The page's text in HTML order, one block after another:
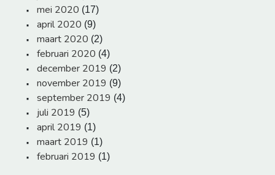
mei 2020 (17)
april 2020 (9)
maart 2020 (2)
februari 2020 (4)
december 2019 (2)
november 2019 (9)
september 2019 (4)
juli 2019 (5)
april 2019 (1)
maart 2019 (1)
februari 2019 (1)